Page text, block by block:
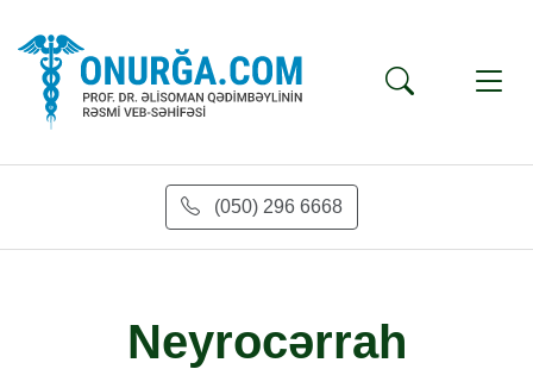
(050) 296 6668
Neyrocərrah